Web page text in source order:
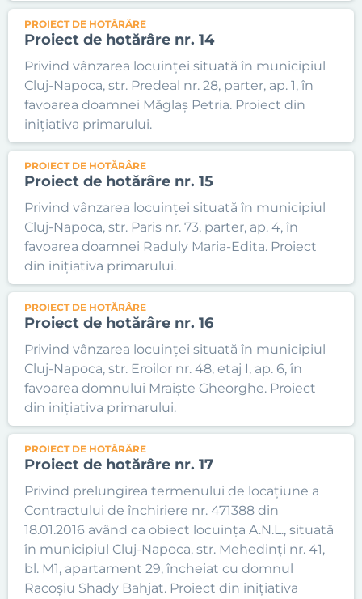
PROIECT DE HOTĂRÂRE
Proiect de hotărâre nr. 14
Privind vânzarea locuinței situată în municipiul
Cluj-Napoca, str. Predeal nr. 28, parter, ap. 1, în
favoarea doamnei Măglaș Petria. Proiect din
inițiativa primarului.
PROIECT DE HOTĂRÂRE
Proiect de hotărâre nr. 15
Privind vânzarea locuinței situată în municipiul
Cluj-Napoca, str. Paris nr. 73, parter, ap. 4, în
favoarea doamnei Raduly Maria-Edita. Proiect
din inițiativa primarului.
PROIECT DE HOTĂRÂRE
Proiect de hotărâre nr. 16
Privind vânzarea locuinței situată în municipiul
Cluj-Napoca, str. Eroilor nr. 48, etaj I, ap. 6, în
favoarea domnului Mraiște Gheorghe. Proiect
din inițiativa primarului.
PROIECT DE HOTĂRÂRE
Proiect de hotărâre nr. 17
Privind prelungirea termenului de locațiune a
Contractului de închiriere nr. 471388 din
18.01.2016 având ca obiect locuința A.N.L., situată
în municipiul Cluj-Napoca, str. Mehedinți nr. 41,
bl. M1, apartament 29, încheiat cu domnul
Racoșiu Shady Bahjat. Proiect din inițiativa